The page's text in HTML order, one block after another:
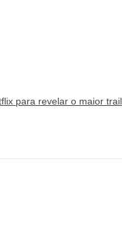
para revelar o maior